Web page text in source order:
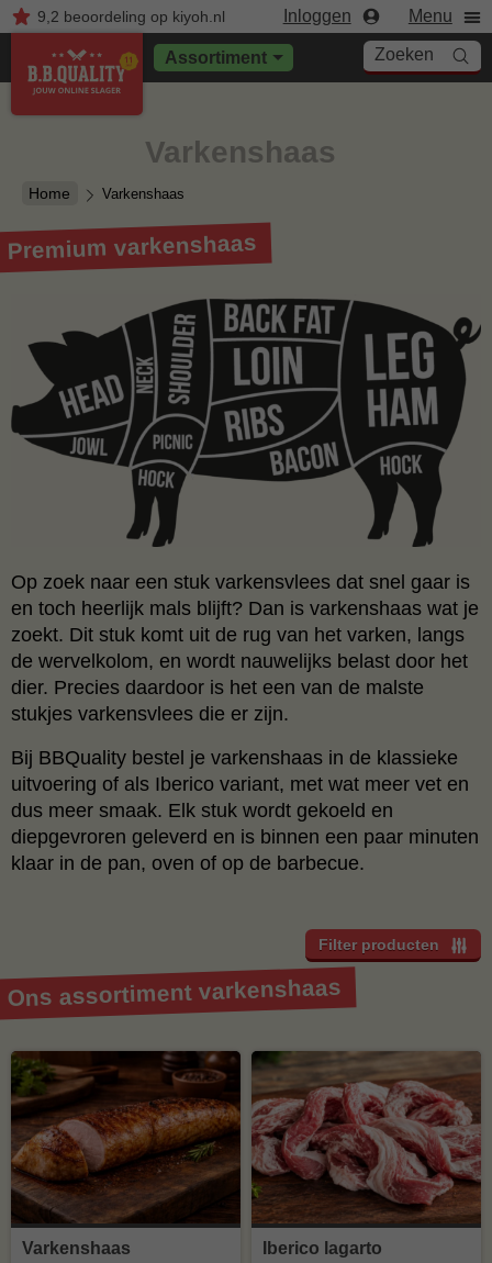
9,2 beoordelingop kiyoh.nl Inloggen Menu
Assortiment Zoeken
Home Varkenshaas
Varkenshaas
Premium varkenshaas
Op zoek naar een stuk varkensvlees dat snel gaar is
en toch heerlijk mals blijft? Dan is varkenshaas wat je
zoekt. Dit stuk komt uit de rug van het varken, langs
de wervelkolom, en wordt nauwelijks belast door het
dier. Precies daardoor is het een van de malste
stukjes varkensvlees die er zijn.
Bij BBQuality bestel je varkenshaas in de klassieke
uitvoering of als Iberico variant, met wat meer vet en
dus meer smaak. Elk stuk wordt gekoeld en
diepgevroren geleverd en is binnen een paar minuten
klaar in de pan, oven of op de barbecue.
Filter producten
Ons assortiment varkenshaas
Varkenshaas Iberico lagarto